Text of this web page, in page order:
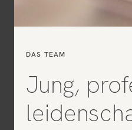
DAS TEAM
Jung,